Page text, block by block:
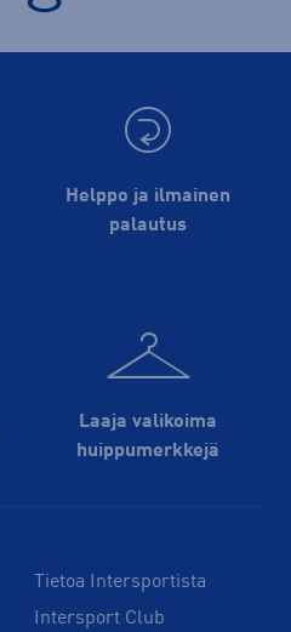
Helppo ja ilmainen
palautus
Laaja valikoima
huippu­merkkejä
Tietoa Intersportista
Intersport Club